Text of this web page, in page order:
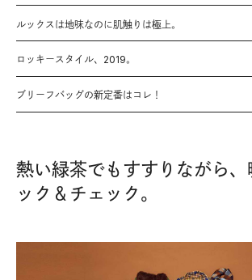
ルックスは地味なのに肌触りは極上。
ロッキースタイル、2019。
ブリーフバッグの新定番はコレ！
熱い緑茶でもすすりながら、
ック＆チェック。